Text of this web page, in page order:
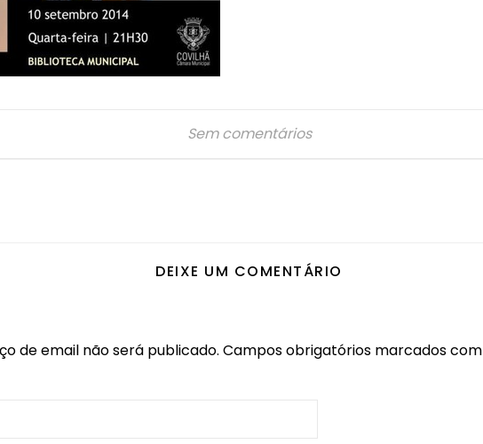
Sem comentários
DEIXE UM COMENTÁRIO
de email não será publicado. Campos obrigatórios marcados com